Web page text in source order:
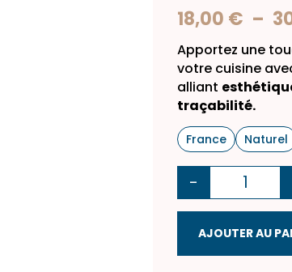
18,00 € –
Apportez une
votre cuisine
alliant
traçabilité.
France Naturel
quantité de
-
AJOUTER AU